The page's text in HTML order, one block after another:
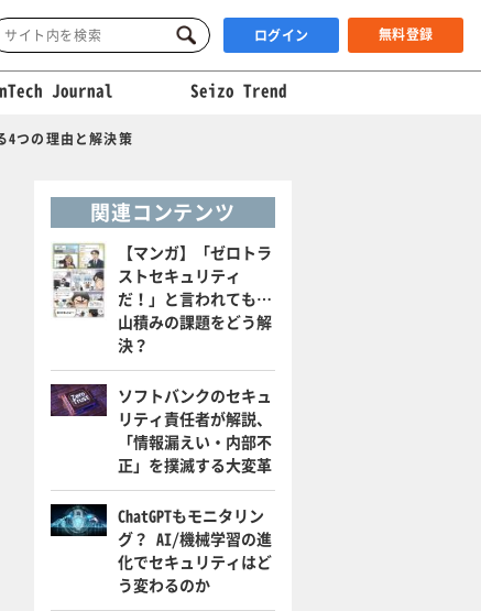
ログイン 無料登録
Journal Seizo Trend
4つの理由と解決策
関連コンテンツ
【マンガ】「ゼロトラ
ストセキュリティ
だ！」と言われても…
山積みの課題をどう解
決？
ソフトバンクのセキュ
リティ責任者が解説、
「情報漏えい・内部不
正」を撲滅する大変革
ChatGPTもモニタリン
グ？ AI/機械学習の進
化でセキュリティはど
う変わるのか